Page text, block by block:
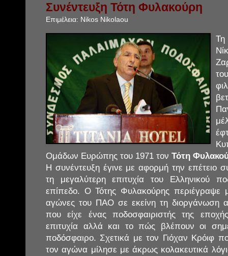
Συνέντευξη Τότη Φυλακούρη
Επιμέλεια: Nikos Nikolaou
Ομάδων Ευρώπης του 1971 τον Τότη
Η συνέντευξη έγινε με αφορμή την
τη μεγαλύτερη επιτυχία του Ελληνικού
επίπεδο. Ο Τότης Φυλακούρης περιέγραψε
αγώνες του ΠΑΟ σε εκείνη τη διοργάνωση
που είχε ένας ποδοσφαιριστής της
επιτυχία αλλά και το πώς βλέπουν οι
ποδόσφαιρο. Σχετικά με τον Γιόχαν Κρόιφ
τον αγώνα μίλησε με άκρως κολακευτικά